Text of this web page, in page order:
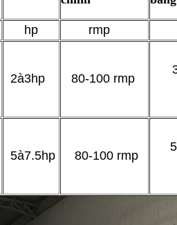
hp
rmp
2à3hp 80-100 rmp
5à7.5hp 80-100 rmp